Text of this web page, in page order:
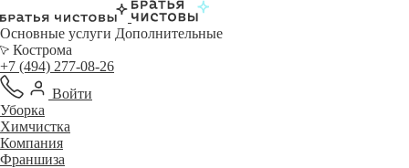
Основные услуги Дополнительные
Кострома
+7 (494) 277-08-26
Войти
Уборка
Химчистка
Компания
Франшиза